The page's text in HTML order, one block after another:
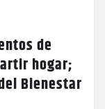
de
hogar;
Bienestar